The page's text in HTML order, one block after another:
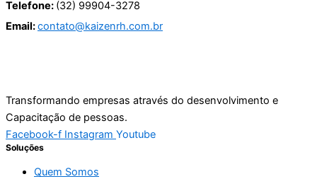
Telefone: (32) 99904-3278
Email:contato@kaizenrh.com.br
Transformando empresas através do desenvolvimento e
Capacitação de pessoas.
Facebook-f Instagram Youtube
Soluções
Quem Somos